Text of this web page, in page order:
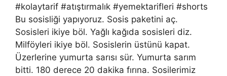
#kolaytarif #atıştırmalık #yemektarifleri #shorts
Bu sosisliği yapıyoruz. Sosis paketini aç.
Sosisleri ikiye böl. Yağlı kağıda sosisleri diz.
Milföyleri ikiye böl. Sosislerin üstünü kapat.
Üzerlerine yumurta sarısı sür. Yumurta sarım
bitti. 180 derece 20 dakika fırına. Sosilerimiz